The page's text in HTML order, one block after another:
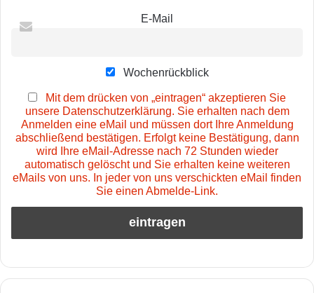
E-Mail
Wochenrückblick
Mit dem drücken von „eintragen“ akzeptieren Sie
unsere Datenschutzerklärung. Sie erhalten nach dem
Anmelden eine eMail und müssen dort Ihre Anmeldung
abschließend bestätigen. Erfolgt keine Bestätigung, dann
wird Ihre eMail-Adresse nach 72 Stunden wieder
automatisch gelöscht und Sie erhalten keine weiteren
eMails von uns. In jeder von uns verschickten eMail finden
Sie einen Abmelde-Link.